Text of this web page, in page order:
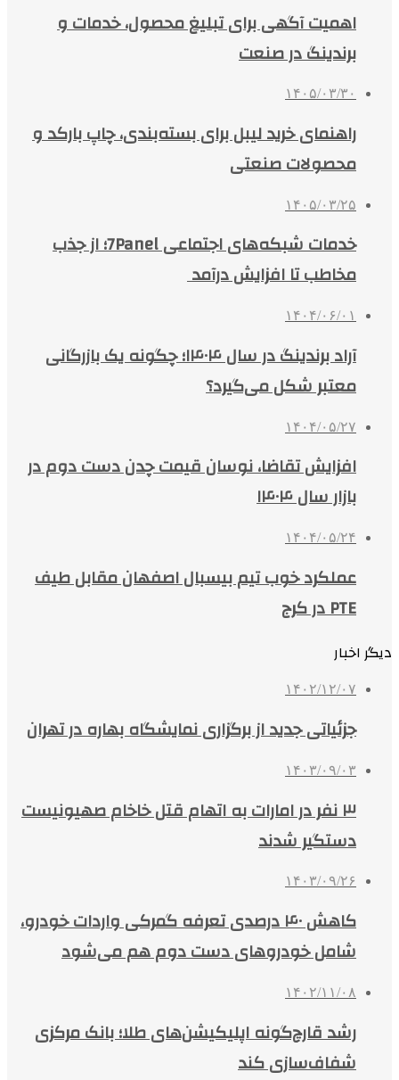
اهمیت آگهی برای تبلیغ محصول، خدمات و
برندینگ در صنعت
۱۴۰۵/۰۳/۳۰
راهنمای خرید لیبل برای بسته‌بندی، چاپ بارکد و
محصولات صنعتی
۱۴۰۵/۰۳/۲۵
خدمات شبکه‌های اجتماعی 7Panel؛ از جذب
مخاطب تا افزایش درآمد
۱۴۰۴/۰۶/۰۱
آراد برندینگ در سال ۱۴۰۴؛ چگونه یک بازرگانی
معتبر شکل می‌گیرد؟
۱۴۰۴/۰۵/۲۷
افزایش تقاضا، نوسان قیمت چدن دست دوم در
بازار سال ۱۴۰۴
۱۴۰۴/۰۵/۲۴
عملکرد خوب تیم بیسبال اصفهان مقابل طیف
PTE در کرج
دیگر اخبار
۱۴۰۲/۱۲/۰۷
جزئیاتی جدید از برگزاری نمایشگاه بهاره در تهران
۱۴۰۳/۰۹/۰۳
۳ نفر در امارات به اتهام قتل خاخام صهیونیست
دستگیر شدند
۱۴۰۳/۰۹/۲۶
کاهش ۴۰ درصدی تعرفه گمرکی واردات خودرو،
شامل خودروهای دست دوم هم می‌شود
۱۴۰۲/۱۱/۰۸
رشد قارچ‌گونه اپلیکیشن‌های طلا؛ بانک مرکزی
شفاف‌سازی کند